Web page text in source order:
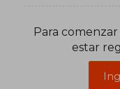
Para
estar